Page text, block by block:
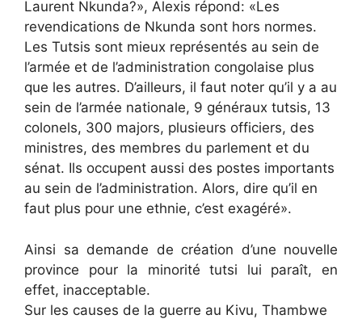
Laurent Nkunda?», Alexis répond: «Les
revendications de Nkunda sont hors normes.
Les Tutsis sont mieux représentés au sein de
l’armée et de l’administration congolaise plus
que les autres. D’ailleurs, il faut noter qu’il y a au
sein de l’armée nationale, 9 généraux tutsis, 13
colonels, 300 majors, plusieurs officiers, des
ministres, des membres du parlement et du
sénat. Ils occupent aussi des postes importants
au sein de l’administration. Alors, dire qu’il en
faut plus pour une ethnie, c’est exagéré».
Ainsi sa demande de création d’une nouvelle
province pour la minorité tutsi lui paraît, en
effet, inacceptable.
Sur les causes de la guerre au Kivu, Thambwe